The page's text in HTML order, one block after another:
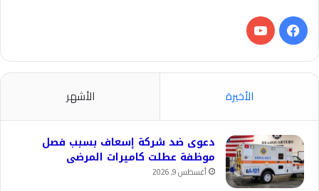
فيسبوك‫YouTube
الأخيرة الأشهر
دعوى ضد شركة إسعاف بسبب فصل
موظفة عطلت كاميرات المرضى
أغسطس 9, 2026